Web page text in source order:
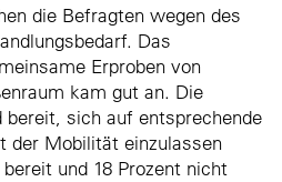
die Befragten wegen des
Das
Erproben von
kam gut an. Die
sich auf entsprechende
der Mobilität einzulassen
und 18 Prozent nicht